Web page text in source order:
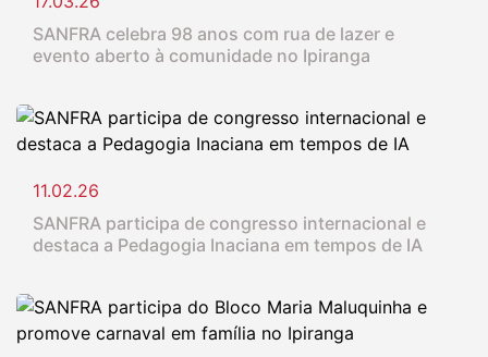
SANFRA celebra 98 anos com rua de lazer e
evento aberto à comunidade no Ipiranga
11.02.26
SANFRA participa de congresso internacional e
destaca a Pedagogia Inaciana em tempos de IA